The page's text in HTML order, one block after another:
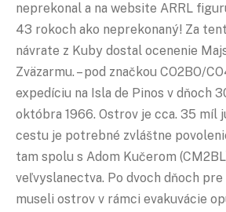
neprekonal a na website ARRL
43 rokoch ako neprekonaný! Za
návrate z Kuby dostal ocenenie
Zväzarmu. – pod značkou CO2BO/
expedíciu na Isla de Pinos v dňoch
októbra 1966. Ostrov je cca. 35 míl
cestu je potrebné zvláštne
tam spolu s Adom Kučerom
veľvyslanectva. Po dvoch dňoch
museli ostrov v rámci evakuvácie